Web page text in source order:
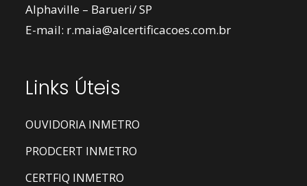
Alphaville – Barueri/ SP
E-mail: r.maia@alcertificacoes.com.br
Links Úteis
OUVIDORIA INMETRO
PRODCERT INMETRO
CERTFIQ INMETRO